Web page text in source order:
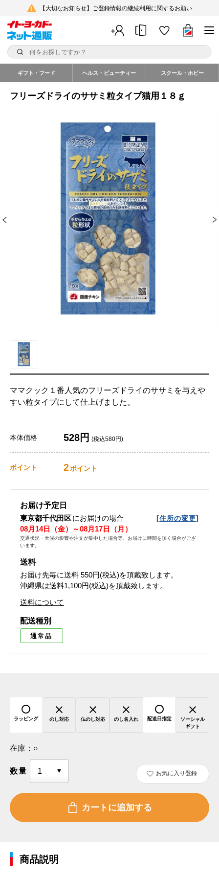
【大切なお知らせ】ご登録情報の継続利用に関するお願い
ギフト・フード ヘルス・ビューティー スクール・ホビー
フリーズドライのササミ粒タイプ猫用１８ｇ
ママクック１番人気のフリーズドライのササミを与えや
すい粒タイプにして仕上げました。
本体価格 528円 (税込580円)
ポイント 2ポイント
お届け予定日
東京都千代田区にお届けの場合 [住所の変更]
08月14日（金）～08月17日（月）
交通状況・天候の影響や注文が集中した場合等、お届けに時間を頂く場合がござ
います。
送料
お届け先毎に送料 550円(税込)を頂戴致します。
沖縄県は送料1,100円(税込)を頂戴致します。
送料について
配送種別
通常品
ラッピング のし対応 仏のし対応 のし名入れ 配送日指定
ソーシャル
ギフト
在庫： ○
数量 お気に入り登録
商品説明